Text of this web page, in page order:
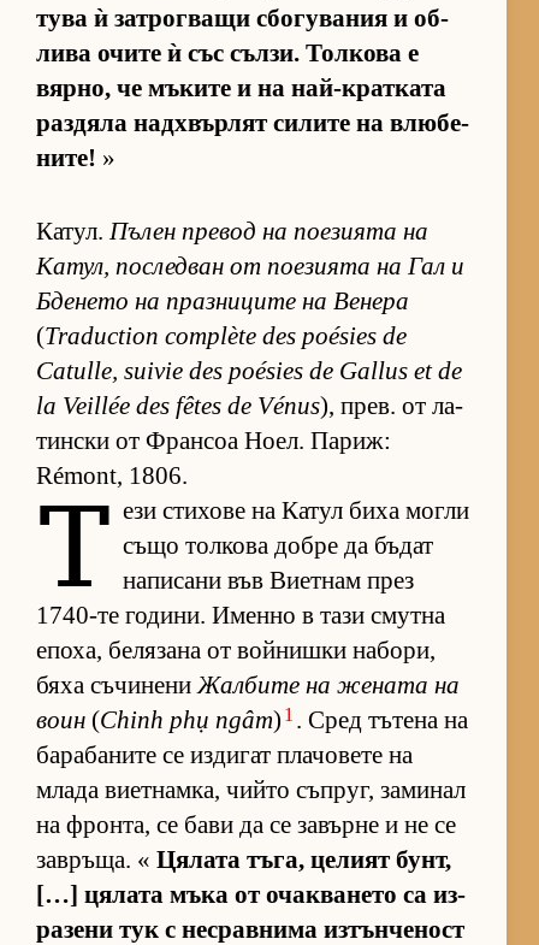
тува ѝ зат­рог­ващи сбо­гу­ва­ния и об­
лива очите ѝ със съл­зи. Тол­кова е
вяр­но, че мъ­ките и на най-крат­ката
раз­дяла над­х­вър­лят си­лите на влю­бе­
ни­те! »
Ка­тул. Пъ­лен пре­вод на по­е­зи­ята на
Ка­тул, пос­лед­ван от по­е­зи­ята на Гал и
Бде­нето на праз­ни­ците на Ве­нера
(Traduction complète des poésies de
Catulle, suivie des poésies de Gallus et de
la Veillée des fêtes de Vénus), прев. от ла­
тин­ски от Фран­соа Но­ел. Па­риж:
Rémont, 1806.
Т ези сти­хове на Ка­тул биха могли
също тол­кова добре да бъ­дат
на­пи­сани във Ви­ет­нам през
1740-те го­ди­ни. Именно в тази смутна
епо­ха, бе­ля­зана от вой­нишки на­бо­ри,
бяха съ­чи­нени Жал­бите на же­ната на
воин (Chinh phụ ngâm) 1 . Сред тъ­тена на
ба­ра­ба­ните се из­ди­гат пла­чо­вете на
млада ви­ет­нам­ка, чийто съп­руг, за­ми­нал
на фрон­та, се бави да се за­върне и не се
зав­ръ­ща. « Ця­лата тъ­га, це­лият бунт,
[…] ця­лата мъка от очак­ва­нето са из­
ра­зени тук с нес­рав­нима из­тън­че­ност